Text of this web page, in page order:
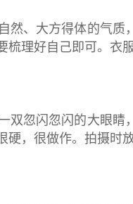
、大方得体的气质
理好自己即可。衣
忽闪忽闪的大眼睛
，很做作。拍摄时